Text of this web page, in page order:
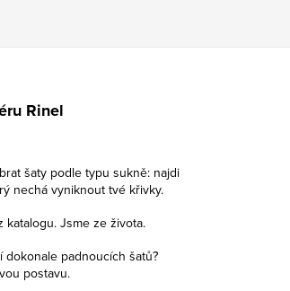
Rinel
šaty podle typu sukně: najdi
nechá vyniknout tvé křivky.
katalogu. Jsme ze života.
dokonale padnoucích šatů?
postavu.